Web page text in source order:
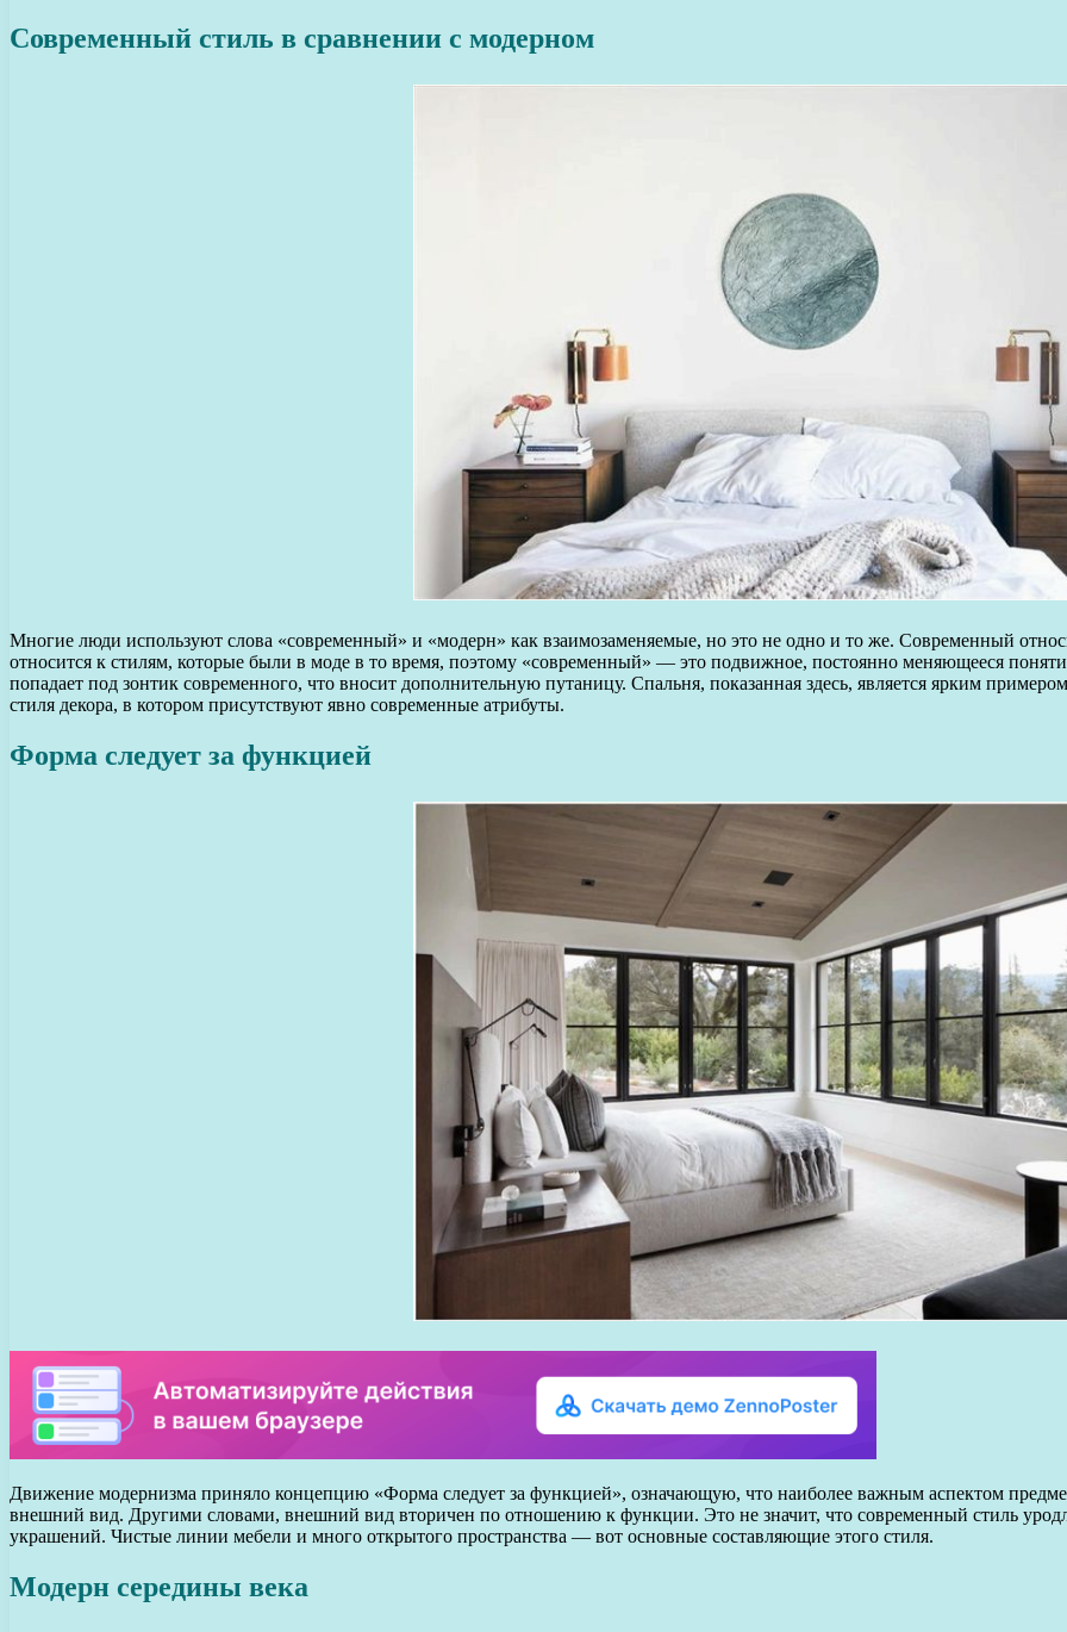
Современный стиль в сравнении с модерном
Многие люди используют слова «современный» и «модерн» как взаимозаменяемые, но это не одно и то же. Современный
относится к стилям, которые были в моде в то время, поэтому «современный» — это подвижное, постоянно меняющееся
попадает под зонтик современного, что вносит дополнительную путаницу. Спальня, показанная здесь, является ярким
стиля декора, в котором присутствуют явно современные атрибуты.
Форма следует за функцией
Движение модернизма приняло концепцию «Форма следует за функцией», означающую, что наиболее важным аспектом
внешний вид. Другими словами, внешний вид вторичен по отношению к функции. Это не значит, что современный стиль
украшений. Чистые линии мебели и много открытого пространства — вот основные составляющие этого стиля.
Модерн середины века